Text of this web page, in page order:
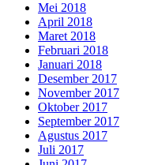
Mei 2018
April 2018
Maret 2018
Februari 2018
Januari 2018
Desember 2017
November 2017
Oktober 2017
September 2017
Agustus 2017
Juli 2017